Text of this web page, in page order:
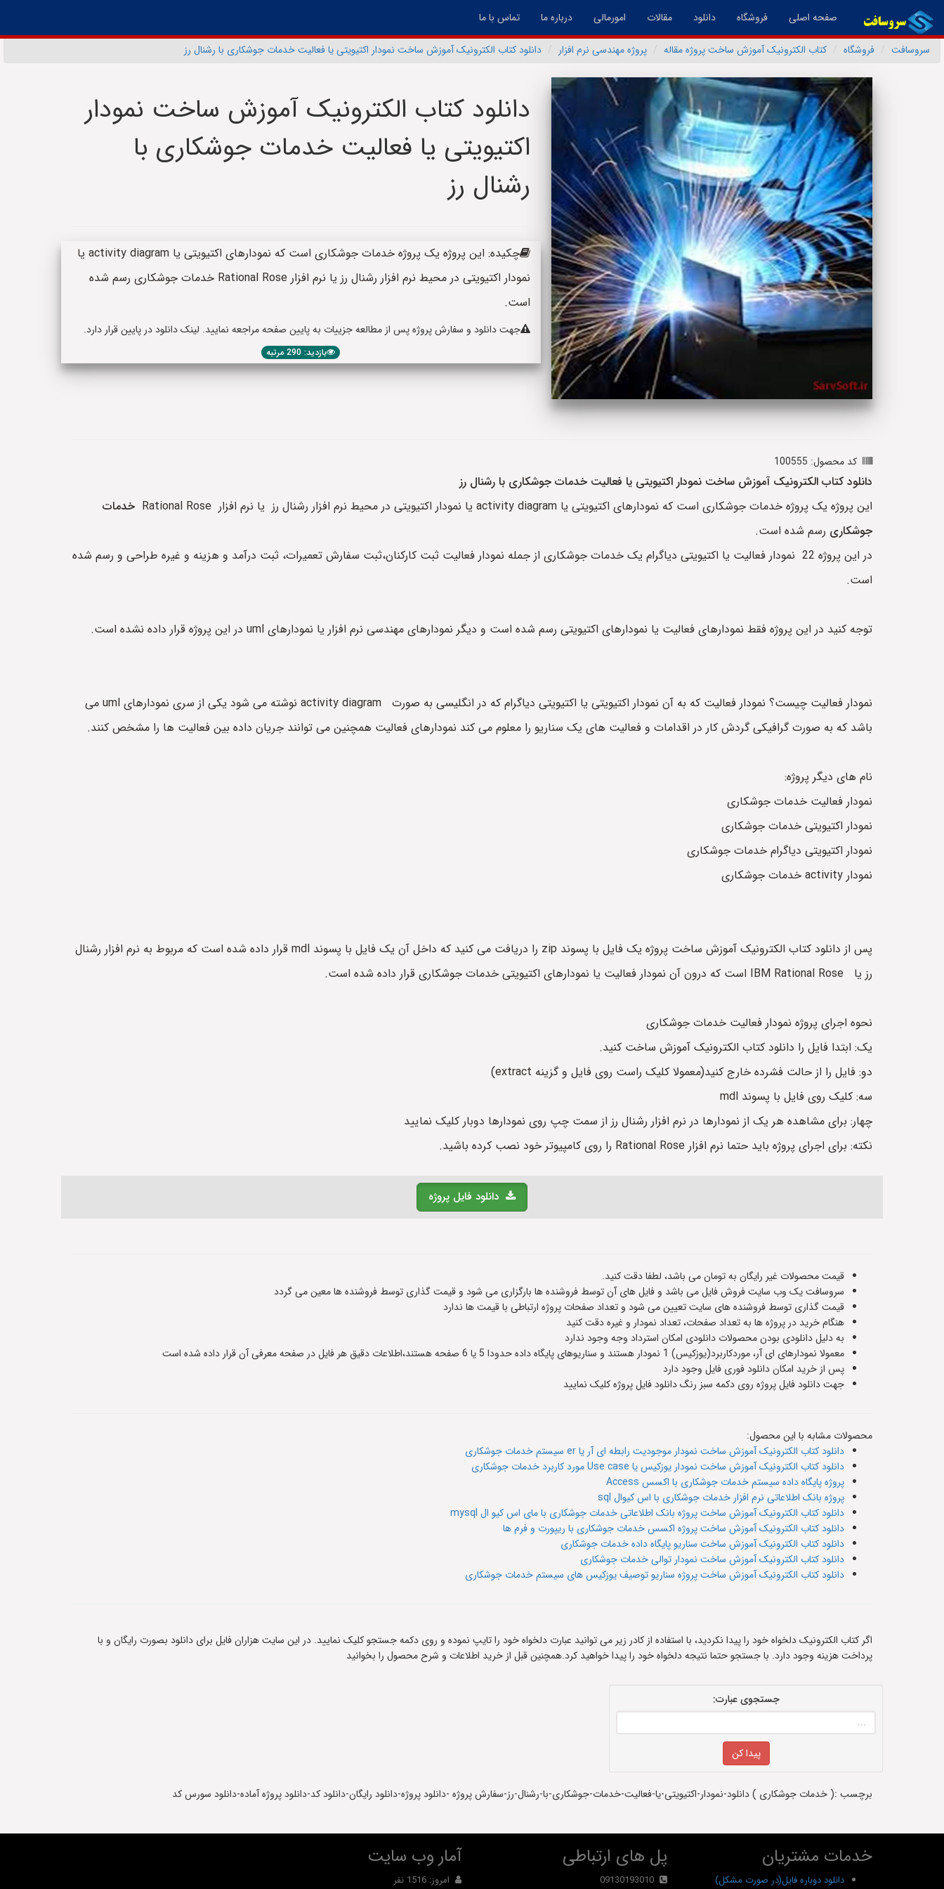
صفحه اصلی(فعال)فروشگاه دانلود مقالات امورمالی درباره ما تماس با ما
سروسافت فروشگاه کتاب الکترونیک آموزش ساخت پروژه مقاله پروژه مهندسی نرم افزار دانلود کتاب الکترونیک آموزش ساخت نمودار اکتیویتی یا فعالیت خدمات جوشکاری با رشنال رز
دانلود کتاب الکترونیک آموزش ساخت نمودار
اکتیویتی یا فعالیت خدمات جوشکاری با
رشنال رز
چکیده: این پروژه یک پروژه خدمات جوشکاری است که نمودارهای اکتیویتی یا activity diagram یا
نمودار اکتیویتی در محیط نرم افزار رشنال رز یا نرم افزار Rational Rose خدمات جوشکاری رسم شده
است.
جهت دانلود و سفارش پروژه پس از مطالعه جزییات به پایین صفحه مراجعه نمایید. لینک دانلود در پایین قرار دارد.
بازدید: 290 مرتبه
کد محصول: 100555
دانلود کتاب الکترونیک آموزش ساخت نمودار اکتیویتی یا فعالیت خدمات جوشکاری با رشنال رز
این پروژه یک پروژه خدمات جوشکاری است که نمودارهای اکتیویتی یا activity diagram یا نمودار اکتیویتی در محیط نرم افزار رشنال رز یا نرم افزار Rational Rose
خدمات
جوشکاری رسم شده است.
در این پروژه 22 نمودار فعالیت یا اکتیویتی دیاگرام یک خدمات جوشکاری از جمله نمودار فعالیت ثبت کارکنان،ثبت سفارش تعمیرات، ثبت درآمد و هزینه و غیره طراحی و رسم شده
است.
توجه کنید در این پروژه فقط نمودارهای فعالیت یا نمودارهای اکتیویتی رسم شده است و دیگر نمودارهای مهندسی نرم افزار یا نمودارهای uml در این پروژه قرار داده نشده است.
نمودار فعالیت چیست؟ نمودار فعالیت که به آن نمودار اکتیویتی یا اکتیویتی دیاگرام که در انگلیسی به صورت activity diagram نوشته می شود یکی از سری نمودارهای uml می
باشد که به صورت گرافیکی گردش کار در اقدامات و فعالیت های یک سناریو را معلوم می کند نمودارهای فعالیت همچنین می توانند جریان داده بین فعالیت ها را مشخص کنند.
نام های دیگر پروژه:
نمودار فعالیت خدمات جوشکاری
نمودار اکتیویتی خدمات جوشکاری
نمودار اکتیویتی دیاگرام خدمات جوشکاری
نمودار activity خدمات جوشکاری
پس از دانلود کتاب الکترونیک آموزش ساخت پروژه یک فایل با پسوند zip را دریافت می کنید که داخل آن یک فایل با پسوند mdl قرار داده شده است که مربوط به نرم افزار رشنال
رز یا IBM Rational Rose است که درون آن نمودار فعالیت یا نمودارهای اکتیویتی خدمات جوشکاری قرار داده شده است.
نحوه اجرای پروژه نمودار فعالیت خدمات جوشکاری
یک: ابتدا فایل را دانلود کتاب الکترونیک آموزش ساخت کنید.
دو: فایل را از حالت فشرده خارج کنید(معمولا کلیک راست روی فایل و گزینه extract)
سه: کلیک روی فایل با پسوند mdl
چهار: برای مشاهده هر یک از نمودارها در نرم افزار رشنال رز از سمت چپ روی نمودارها دوبار کلیک نمایید
نکته: برای اجرای پروژه باید حتما نرم افزار Rational Rose را روی کامپیوتر خود نصب کرده باشید.
دانلود فایل پروژه
قیمت محصولات غیر رایگان به تومان می باشد، لطفا دقت کنید.
سروسافت یک وب سایت فروش فایل می باشد و فایل های آن توسط فروشنده ها بارگزاری می شود و قیمت گذاری توسط فروشنده ها معین می گردد
قیمت گذاری توسط فروشنده های سایت تعیین می شود و تعداد صفحات پروژه ارتباطی با قیمت ها ندارد
هنگام خرید در پروژه ها به تعداد صفحات، تعداد نمودار و غیره دقت کنید
به دلیل دانلودی بودن محصولات دانلودی امکان استرداد وجه وجود ندارد
معمولا نمودارهای ای آر، موردکاربرد(یوزکیس) 1 نمودار هستند و سناریوهای پایگاه داده حدودا 5 یا 6 صفحه هستند،اطلاعات دقیق هر فایل در صفحه معرفی آن قرار داده شده است
پس از خرید امکان دانلود فوری فایل وجود دارد
جهت دانلود فایل پروژه روی دکمه سبز رنگ دانلود فایل پروژه کلیک نمایید
محصولات مشابه با این محصول:
دانلود کتاب الکترونیک آموزش ساخت نمودار موجودیت رابطه ای آر یا er سیستم خدمات جوشکاری
دانلود کتاب الکترونیک آموزش ساخت نمودار یوزکیس یا Use case مورد کاربرد خدمات جوشکاری
پروژه پایگاه داده سیستم خدمات جوشکاری با اکسس Access
پروژه بانک اطلاعاتی نرم افزار خدمات جوشکاری با اس کیوال sql
دانلود کتاب الکترونیک آموزش ساخت پروژه بانک اطلاعاتی خدمات جوشکاری با مای اس کیو ال mysql
دانلود کتاب الکترونیک آموزش ساخت پروژه اکسس خدمات جوشکاری با ریپورت و فرم ها
دانلود کتاب الکترونیک آموزش ساخت سناریو پایگاه داده خدمات جوشکاری
دانلود کتاب الکترونیک آموزش ساخت نمودار توالی خدمات جوشکاری
دانلود کتاب الکترونیک آموزش ساخت پروژه سناریو توصیف یوزکیس های سیستم خدمات جوشکاری
اگر کتاب الکترونیک دلخواه خود را پیدا نکردید، با استفاده از کادر زیر می توانید عبارت دلخواه خود را تایپ نموده و روی دکمه جستجو کلیک نمایید. در این سایت هزاران فایل برای دانلود بصورت رایگان و با
پرداخت هزینه وجود دارد. با جستجو حتما نتیجه دلخواه خود را پیدا خواهید کرد.همچنین قبل از خرید اطلاعات و شرح محصول را بخوانید
جستجوی عبارت:
برچسب :( خدمات جوشکاری ) دانلود-نمودار-اکتیویتی-یا-فعالیت-خدمات-جوشکاری-با-رشنال-رز-سفارش پروژه -دانلود پروژه-دانلود رایگان-دانلود کد-دانلود پروژه آماده-دانلود سورس کد
خدمات مشتریان
دانلود دوباره فایل(در صورت مشکل)
پل های ارتباطی
09130193010
آمار وب سایت
امروز: 1516 نفر